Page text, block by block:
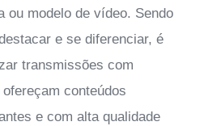
ou modelo de vídeo. Sendo
e se diferenciar, é
transmissões com
conteúdos
e com alta qualidade